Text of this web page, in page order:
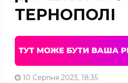
ТЕРНОПОЛІ
10 Серпня 2023, 18:35